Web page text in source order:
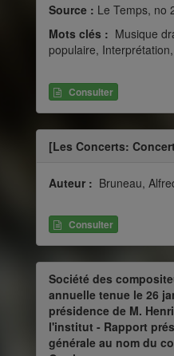
Source : Le Temps, no
Mots clés : Musique
populaire,
Consulter
[Les Concerts:
Auteur : Bruneau,
Consulter
Société des
annuelle tenue le 26
présidence de M.
l'institut - Rapport
générale au nom du